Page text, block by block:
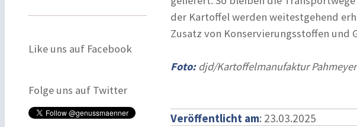
Like uns auf Facebook
Folge uns auf Twitter
der Kartoffel werden weitestgehend
Zusatz von Konservierungsstoffen und
Foto:djd/Kartoffelmanufaktur Pahmeyer
Veröffentlicht am: 23.03.2025